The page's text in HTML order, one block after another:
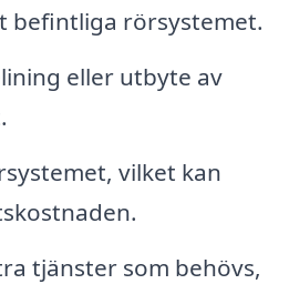
befintliga rörsystemet.
eller utbyte av
vilket kan
tjänster som behövs,